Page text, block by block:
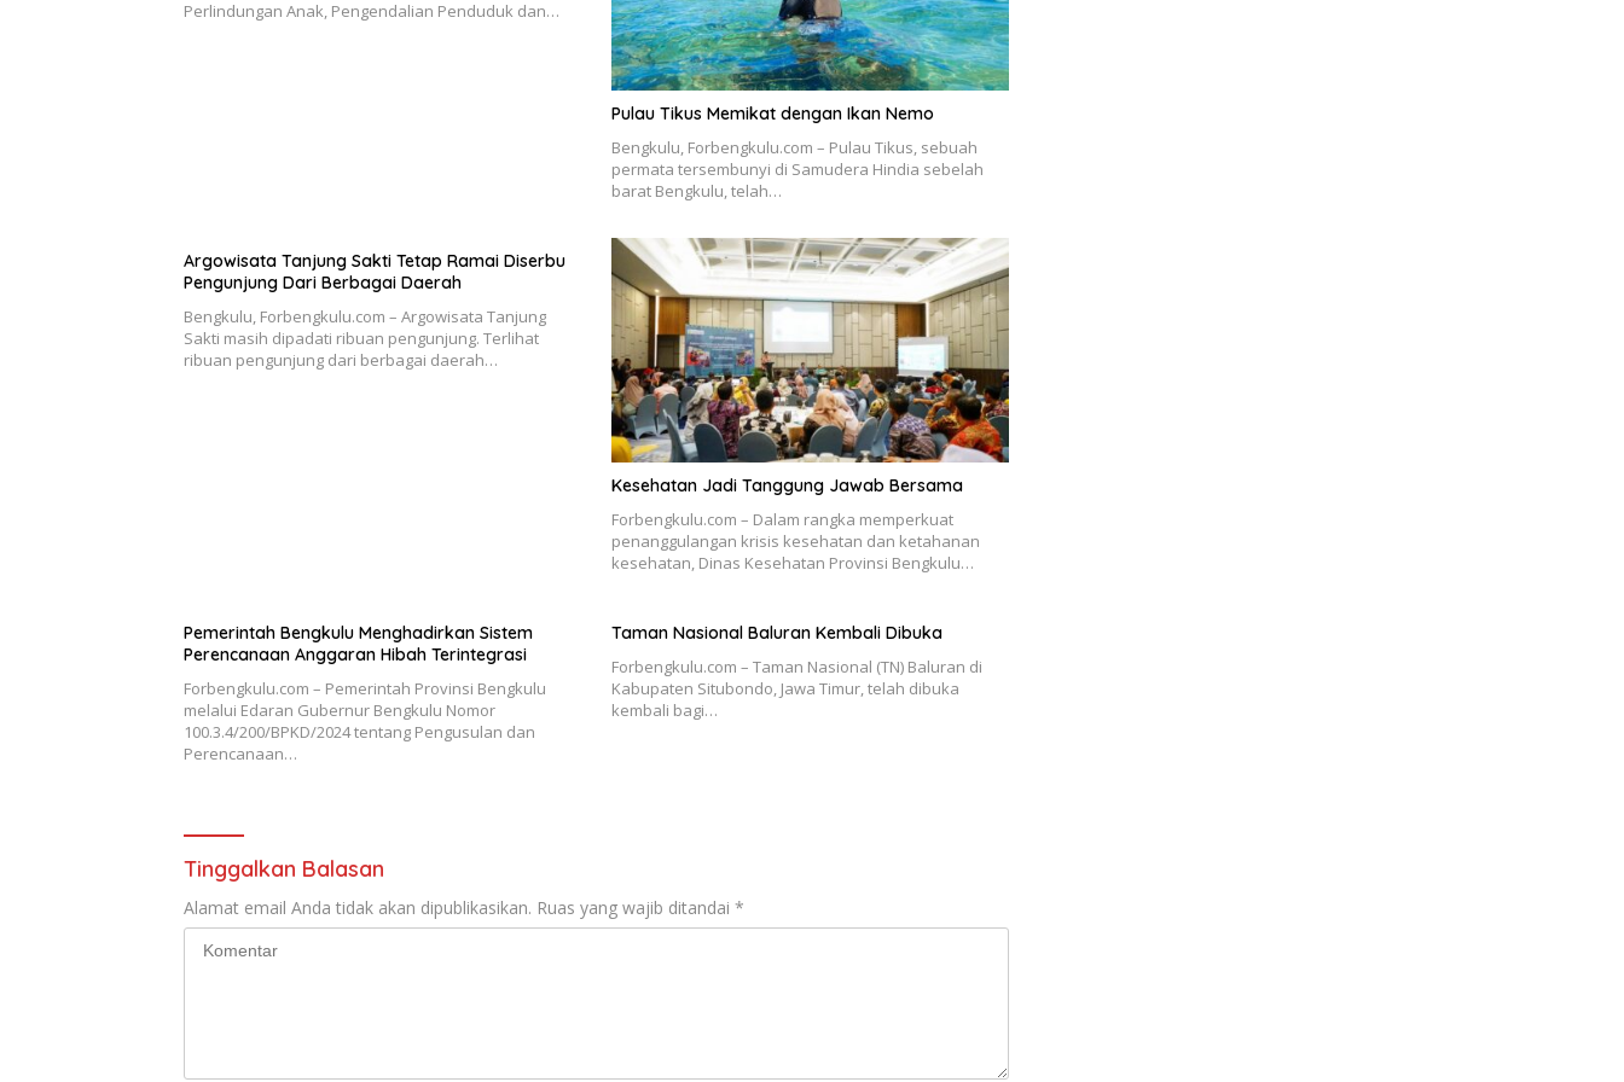
Perlindungan Anak, Pengendalian Penduduk dan…
Pulau Tikus Memikat dengan Ikan Nemo
Bengkulu, Forbengkulu.com – Pulau Tikus, sebuah
permata tersembunyi di Samudera Hindia sebelah
barat Bengkulu, telah…
Argowisata Tanjung Sakti Tetap Ramai Diserbu
Pengunjung Dari Berbagai Daerah
Bengkulu, Forbengkulu.com – Argowisata Tanjung
Sakti masih dipadati ribuan pengunjung. Terlihat
ribuan pengunjung dari berbagai daerah…
Kesehatan Jadi Tanggung Jawab Bersama
Forbengkulu.com – Dalam rangka memperkuat
penanggulangan krisis kesehatan dan ketahanan
kesehatan, Dinas Kesehatan Provinsi Bengkulu…
Pemerintah Bengkulu Menghadirkan Sistem
Perencanaan Anggaran Hibah Terintegrasi
Forbengkulu.com – Pemerintah Provinsi Bengkulu
melalui Edaran Gubernur Bengkulu Nomor
100.3.4/200/BPKD/2024 tentang Pengusulan dan
Perencanaan…
Taman Nasional Baluran Kembali Dibuka
Forbengkulu.com – Taman Nasional (TN) Baluran di
Kabupaten Situbondo, Jawa Timur, telah dibuka
kembali bagi…
Tinggalkan Balasan
Alamat email Anda tidak akan dipublikasikan. Ruas yang wajib ditandai *